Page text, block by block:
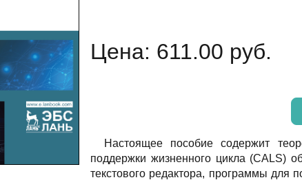
Цена: 611.00 руб.
Настоящее пособие содержит
поддержки жизненного цикла (CALS)
текстового редактора, программы для